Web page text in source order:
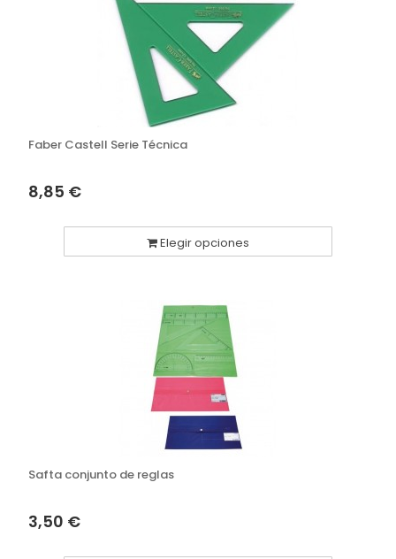
Faber Castell Serie Técnica
8,85 €
Elegir opciones
Safta conjunto de reglas
3,50 €